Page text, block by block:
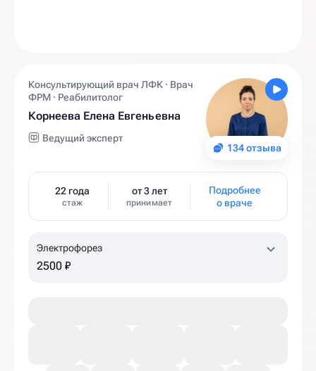
134 отзыва
Консультирующий врач ЛФК · Врач
ФРМ · Реабилитолог
Корнеева Елена Евгеньевна
Ведущий эксперт
22 года
стаж
от 3 лет
принимает
Подробнее
о враче
Электрофорез
2500 ₽